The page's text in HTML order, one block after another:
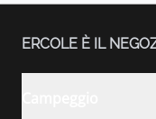
ERCOLE È IL